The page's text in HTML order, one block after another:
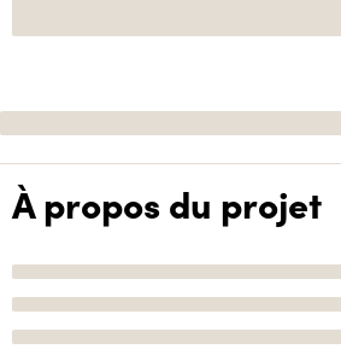
À propos du projet